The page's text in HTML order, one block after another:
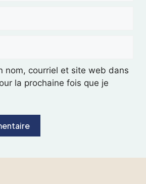
nom, courriel et site web dans
la prochaine fois que je